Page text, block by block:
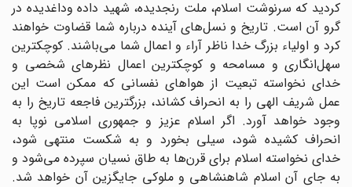
کردید که سرنوشت اسلام، ملت رنجدیده، شهید داده وداغدیده در
گرو آن است. تاریخ و نسل‌های آینده درباره شما قضاوت خواهند
کرد و اولیاء بزرگ خدا ناظر آراء و اعمال شما می‌باشند. کوچکترین
سهل‌انگاری و مسامحه و کوچکترین اعمال نظرهای شخصی و
خدای نخواسته تبعیت از هواهای نفسانی که ممکن است این
عمل شریف الهی را به انحراف کشاند، بزرگترین فاجعه تاریخ را به
وجود خواهد آورد. اگر اسلام عزیز و جمهوری اسلامی نوپا به
انحراف کشیده شود، سیلی بخورد و به شکست منتهی شود،
خدای نخواسته اسلام برای قرن‌ها به طاق نسیان سپرده می‌شود و
به جای آن اسلام شاهنشاهی و ملوکی جایگزین آن خواهد شد.